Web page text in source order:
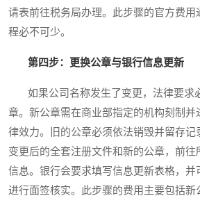
请表前往税务局办理。此步骤的官方费用
程必不可少。
第四步：更换公章与银行信息更新
如果公司名称发生了变更，法律要求
章。新公章需在商业部指定的机构刻制并
律效力。旧的公章必须依法销毁并留存记
变更后的全套注册文件和新的公章，前往
信息。银行会要求填写信息更新表格，并
进行面签核实。此步骤的费用主要包括新